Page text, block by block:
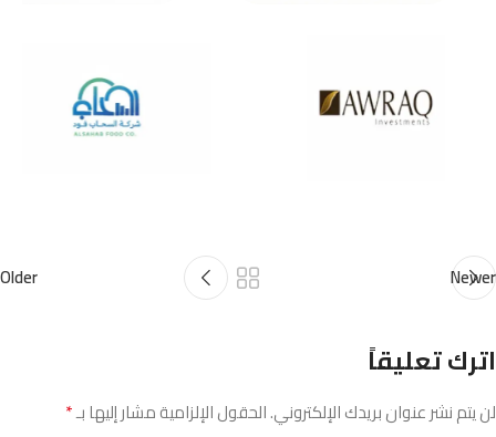
Newer
Older
اترك تعليقاً
لن يتم نشر عنوان بريدك الإلكتروني.الحقول الإلزامية مشار إليها بـ*